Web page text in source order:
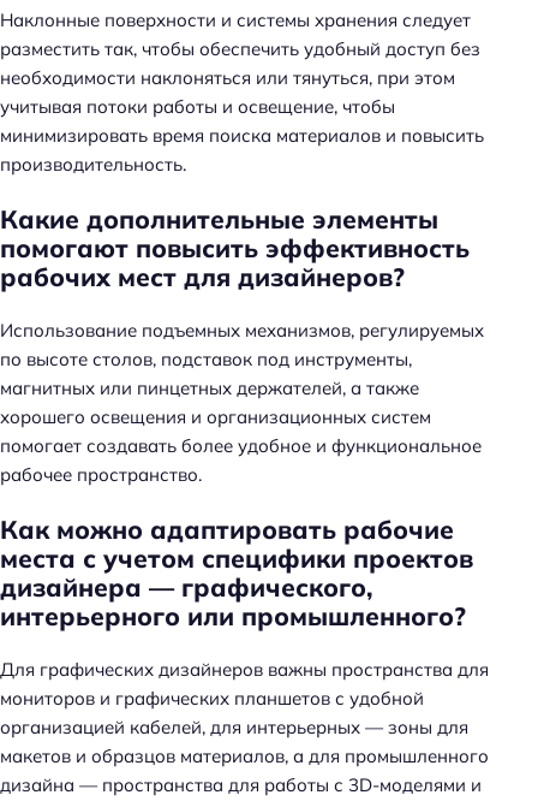
Наклонные поверхности и системы хранения следует
разместить так, чтобы обеспечить удобный доступ без
необходимости наклоняться или тянуться, при этом
учитывая потоки работы и освещение, чтобы
минимизировать время поиска материалов и повысить
производительность.
Какие дополнительные элементы
помогают повысить эффективность
рабочих мест для дизайнеров?
Использование подъемных механизмов, регулируемых
по высоте столов, подставок под инструменты,
магнитных или пинцетных держателей, а также
хорошего освещения и организационных систем
помогает создавать более удобное и функциональное
рабочее пространство.
Как можно адаптировать рабочие
места с учетом специфики проектов
дизайнера — графического,
интерьерного или промышленного?
Для графических дизайнеров важны пространства для
мониторов и графических планшетов с удобной
организацией кабелей, для интерьерных — зоны для
макетов и образцов материалов, а для промышленного
дизайна — пространства для работы с 3D-моделями и